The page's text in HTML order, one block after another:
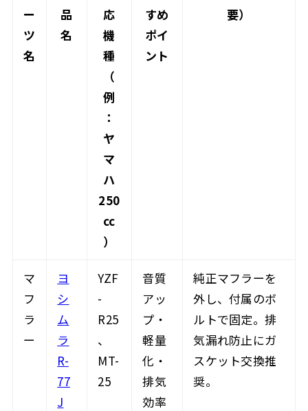
ー
ツ
名
品
名
応
機
種
（
例
：
ヤ
マ
ハ
250
cc
）
すめ
ポイ
ント
要）
マ
フ
ラ
ー
ヨ
シ
ム
ラ
R-
77
J
YZF
-
R25
、
MT-
25
音質
アッ
プ・
軽量
化・
排気
効率
純正マフラーを
外し、付属のボ
ルトで固定。排
気漏れ防止にガ
スケット交換推
奨。